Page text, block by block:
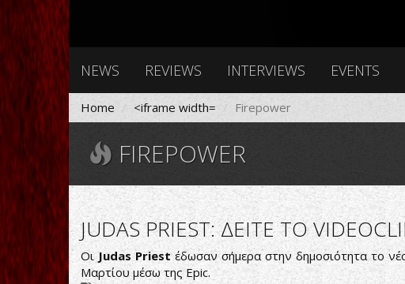
NEWS REVIEWS INTERVIEWS EVENTS
Home <iframe width= Firepower
FIREPOWER
JUDAS PRIEST: ΔΕΙΤΕ ΤΟ
ΟιJudas Priestέδωσαν σήμερα στην δημοσιότητα το
Μαρτίου μέσω της Epic.